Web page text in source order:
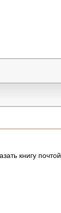
книгу почтой